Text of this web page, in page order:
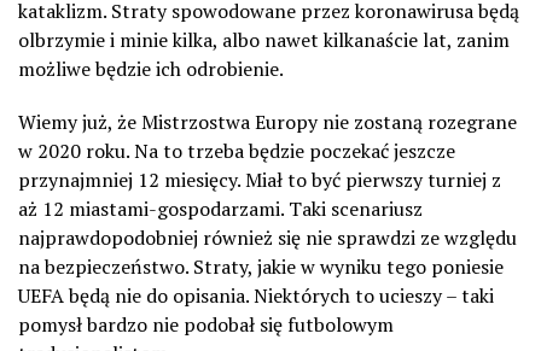
kataklizm. Straty spowodowane przez koronawirusa będą
olbrzymie i minie kilka, albo nawet kilkanaście lat, zanim
możliwe będzie ich odrobienie.
Wiemy już, że Mistrzostwa Europy nie zostaną rozegrane
w 2020 roku. Na to trzeba będzie poczekać jeszcze
przynajmniej 12 miesięcy. Miał to być pierwszy turniej z
aż 12 miastami-gospodarzami. Taki scenariusz
najprawdopodobniej również się nie sprawdzi ze względu
na bezpieczeństwo. Straty, jakie w wyniku tego poniesie
UEFA będą nie do opisania. Niektórych to ucieszy – taki
pomysł bardzo nie podobał się futbolowym